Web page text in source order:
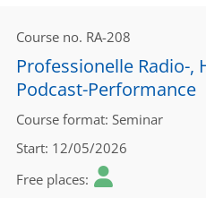
Course no. RA-208
Professionelle Radio-,
Podcast-Performance
Course format Seminar
Start 12/05/2026
Free places